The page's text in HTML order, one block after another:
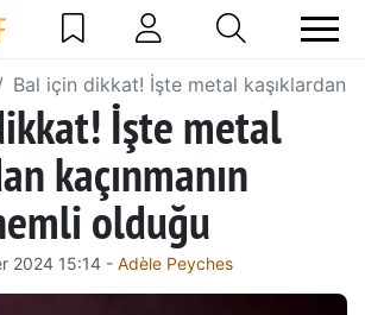
Bal için dikkat! İşte metal kaşıklardan
İşte metal
kaçınmanın
olduğu
2024 15:14 - Adèle Peyches